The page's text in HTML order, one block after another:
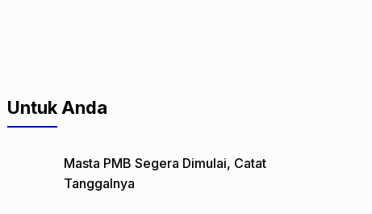
Untuk Anda
Masta PMB Segera Dimulai, Catat
Tanggalnya